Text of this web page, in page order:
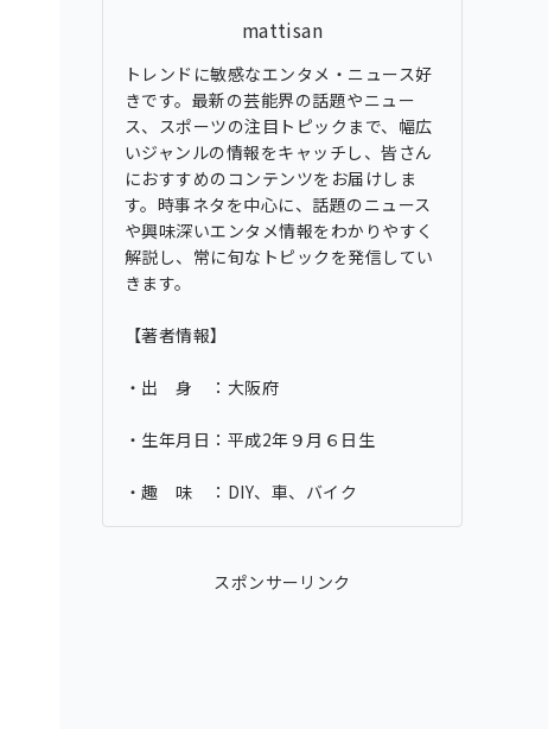
mattisan
トレンドに敏感なエンタメ・ニュース好
きです。最新の芸能界の話題やニュー
ス、スポーツの注目トピックまで、幅広
いジャンルの情報をキャッチし、皆さん
におすすめのコンテンツをお届けしま
す。時事ネタを中心に、話題のニュース
や興味深いエンタメ情報をわかりやすく
解説し、常に旬なトピックを発信してい
きます。
【著者情報】
・出 身 ：大阪府
・生年月日：平成2年９月６日生
・趣 味 ：DIY、車、バイク
スポンサーリンク